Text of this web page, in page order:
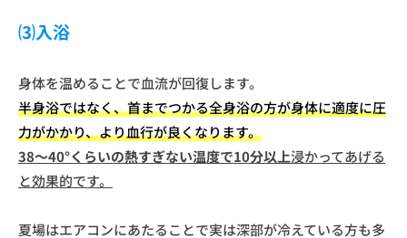
⑶入浴
身体を温めることで血流が回復します。
半身浴ではなく、首までつかる全身浴の方が身体に適度に圧
力がかかり、より血行が良くなります。
38～40°くらいの熱すぎない温度で10分以上浸かってあげる
と効果的です。
夏場はエアコンにあたることで実は深部が冷えている方も多